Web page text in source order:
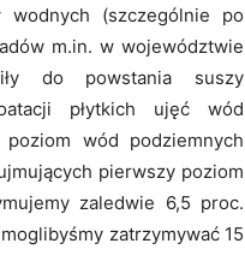
(szczególnie po
m.in. w województwie
do powstania suszy
płytkich ujęć wód
wód podziemnych
pierwszy poziom
zaledwie 6,5 proc.
zatrzymywać 15